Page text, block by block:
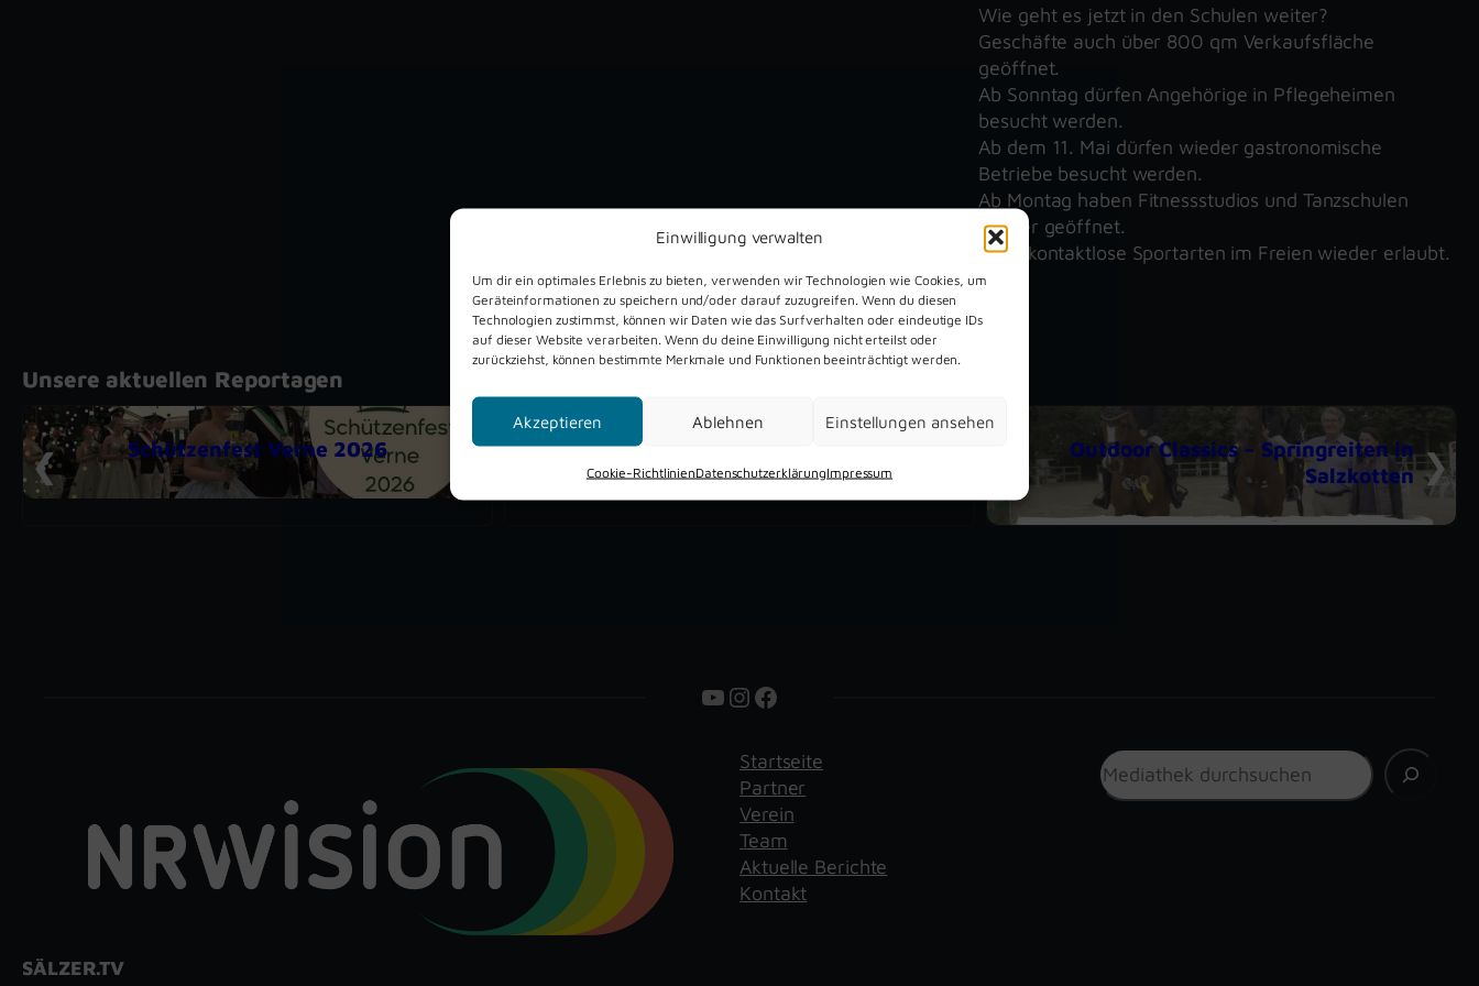
Einwilligung verwalten
Um dir ein optimales Erlebnis zu bieten, verwenden wir Technologien wie Cookies, um
Geräteinformationen zu speichern und/oder darauf zuzugreifen. Wenn du diesen
Technologien zustimmst, können wir Daten wie das Surfverhalten oder eindeutige IDs
auf dieser Website verarbeiten. Wenn du deine Einwilligung nicht erteilst oder
zurückziehst, können bestimmte Merkmale und Funktionen beeinträchtigt werden.
Akzeptieren Ablehnen Einstellungen ansehen
Cookie-RichtlinienDatenschutzerklärungImpressum
Wie geht es jetzt in den Schulen weiter?
Geschäfte auch über 800 qm Verkaufsfläche
geöffnet.
Ab Sonntag dürfen Angehörige in Pflegeheimen
besucht werden.
Ab dem 11. Mai dürfen wieder gastronomische
Betriebe besucht werden.
Ab Montag haben Fitnessstudios und Tanzschulen
wieder geöffnet.
Auch kontaktlose Sportarten im Freien wieder erlaubt.
Unsere aktuellen Reportagen
Schützenfest Verne 2026 Dreckburg Open Air 2026
Outdoor Classics – Springreiten in
Salzkotten
YouTube
Instagram
Facebook
SÄLZER.TV
Startseite
Partner
Verein
Team
Aktuelle Berichte
Kontakt
Suchen